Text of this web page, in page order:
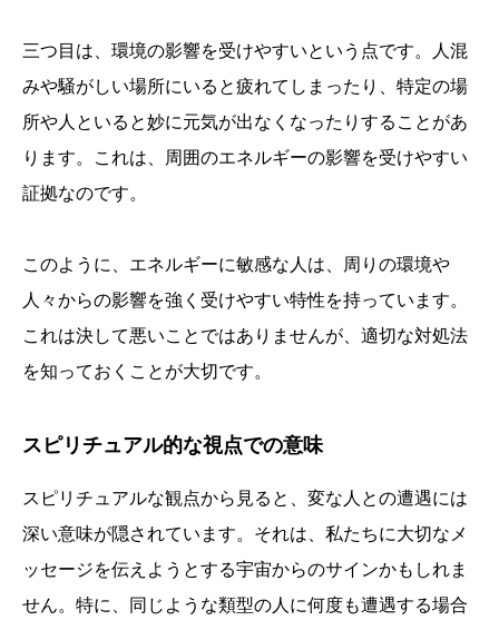
三つ目は、環境の影響を受けやすいという点です。人混
みや騒がしい場所にいると疲れてしまったり、特定の場
所や人といると妙に元気が出なくなったりすることがあ
ります。これは、周囲のエネルギーの影響を受けやすい
証拠なのです。
このように、エネルギーに敏感な人は、周りの環境や
人々からの影響を強く受けやすい特性を持っています。
これは決して悪いことではありませんが、適切な対処法
を知っておくことが大切です。
スピリチュアル的な視点での意味
スピリチュアルな観点から見ると、変な人との遭遇には
深い意味が隠されています。それは、私たちに大切なメ
ッセージを伝えようとする宇宙からのサインかもしれま
せん。特に、同じような類型の人に何度も遭遇する場合